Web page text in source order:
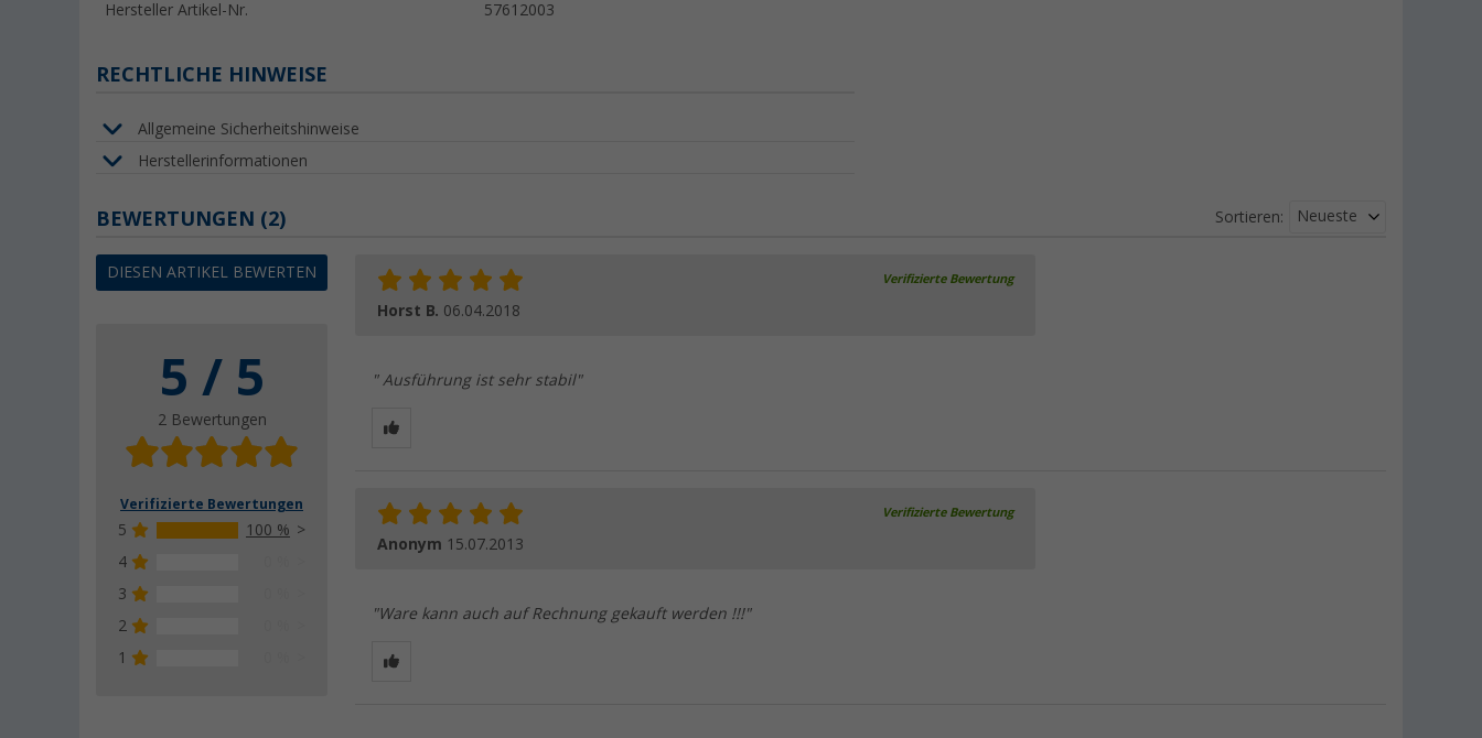
Hersteller Artikel-Nr. 57612003
RECHTLICHE HINWEISE
Allgemeine Sicherheitshinweise
Herstellerinformationen
BEWERTUNGEN (2)
DIESEN ARTIKEL BEWERTEN
5 / 5
2 Bewertungen
Verifizierte Bewertungen
5
100 %
4
3
2
1
Sortieren: Neueste
Verifizierte Bewertung
Horst B. 06.04.2018
" Ausführung ist sehr stabil"
Verifizierte Bewertung
Anonym 15.07.2013
"Ware kann auch auf Rechnung gekauft werden !!!"